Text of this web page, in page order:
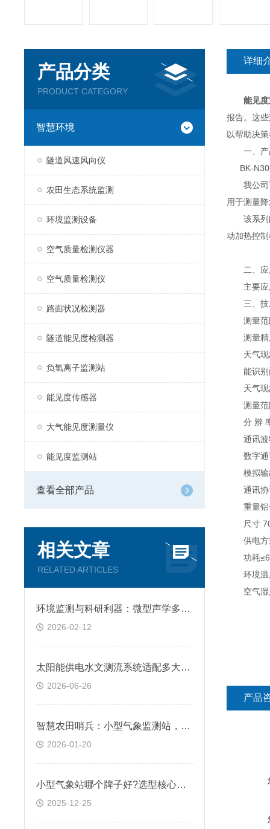
产品分类
PRODUCT CATEGORY
智慧环境
隧道风速风向仪
农田生态系统监测
环境监测设备
空气质量检测仪器
空气质量检测仪
路面状况检测器
隧道能见度检测器
负氧离子监测站
能见度传感器
大气能见度测量仪
能见度监测站
查看全部产品
相关文章
RELATED ARTICLES
环境监测与科研利器：微型声学多普勒流速仪的关键技术分析
2026-02-12
太阳能供电水文测流系统适配多大功率光伏板？
2026-06-26
智慧农田哨兵：小型气象监测站，实时守护作物生长微环境
2026-01-20
小型气象站哪个牌子好?选型核心参考维度
2025-12-25
详细
能见
报告。这
以帮助决
一、产
BK-N30
我公司可
用于测量
该系列
动加热控
二、应
主要应用
三、技
测量范围
测量精度
天气现象
能识别雨
天气现象
测量范
分 辨 率
通讯波
数字通
模拟输出
通讯协
重量铝
尺寸
供电方
功耗
环境温
空气湿
产品